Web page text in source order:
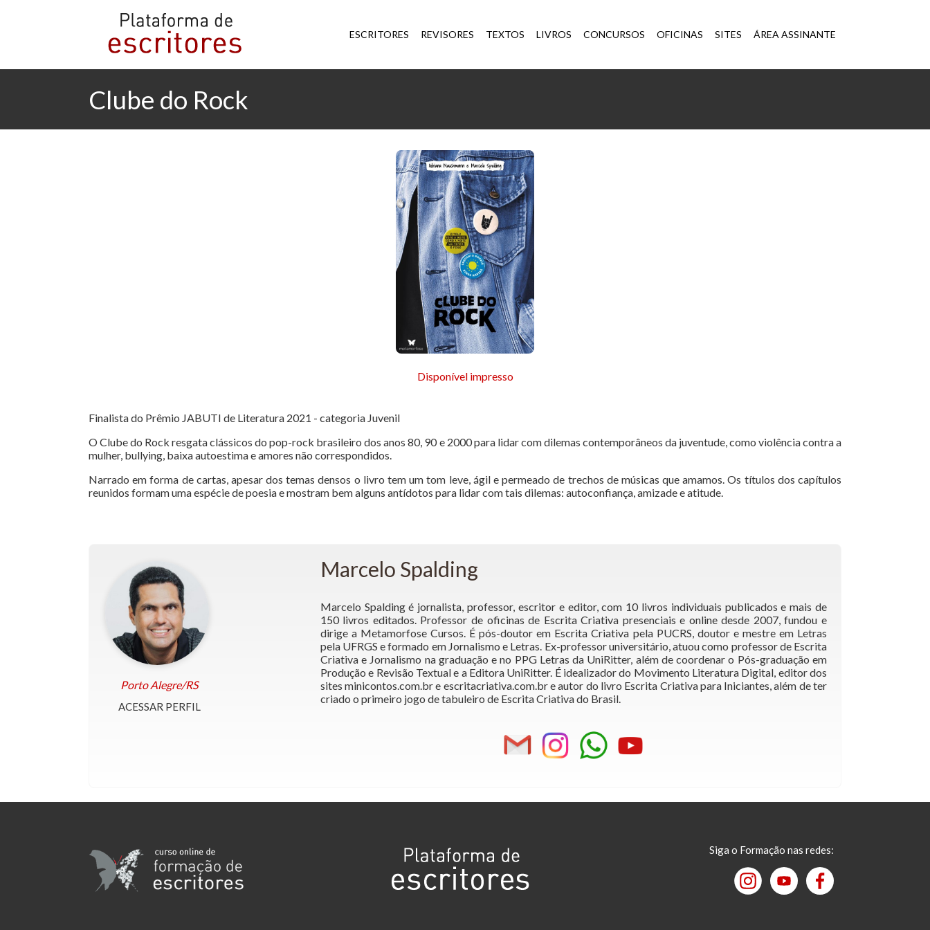
ESCRITORES REVISORES TEXTOS LIVROS CONCURSOS OFICINAS SITES ÁREA ASSINANTE
Clube do Rock
Disponível impresso
Finalista do Prêmio JABUTI de Literatura 2021 - categoria Juvenil
O Clube do Rock resgata clássicos do pop-rock brasileiro dos anos 80, 90 e 2000 para lidar com dilemas contemporâneos da juventude, como violência contra a
mulher, bullying, baixa autoestima e amores não correspondidos.
Narrado em forma de cartas, apesar dos temas densos o livro tem um tom leve, ágil e permeado de trechos de músicas que amamos. Os títulos dos capítulos
reunidos formam uma espécie de poesia e mostram bem alguns antídotos para lidar com tais dilemas: autoconfiança, amizade e atitude.
Porto Alegre/RS
ACESSAR PERFIL
Marcelo Spalding
Marcelo Spalding é jornalista, professor, escritor e editor, com 10 livros individuais publicados e mais de
150 livros editados. Professor de oficinas de Escrita Criativa presenciais e online desde 2007, fundou e
dirige a Metamorfose Cursos. É pós-doutor em Escrita Criativa pela PUCRS, doutor e mestre em Letras
pela UFRGS e formado em Jornalismo e Letras. Ex-professor universitário, atuou como professor de Escrita
Criativa e Jornalismo na graduação e no PPG Letras da UniRitter, além de coordenar o Pós-graduação em
Produção e Revisão Textual e a Editora UniRitter. É idealizador do Movimento Literatura Digital, editor dos
sites minicontos.com.br e escritacriativa.com.br e autor do livro Escrita Criativa para Iniciantes, além de ter
criado o primeiro jogo de tabuleiro de Escrita Criativa do Brasil.
Siga o Formação nas redes: